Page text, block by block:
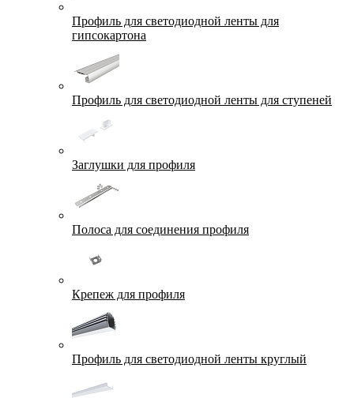
Профиль для светодиодной ленты для
гипсокартона
Профиль для светодиодной ленты для ступеней
Заглушки для профиля
Полоса для соединения профиля
Крепеж для профиля
Профиль для светодиодной ленты круглый